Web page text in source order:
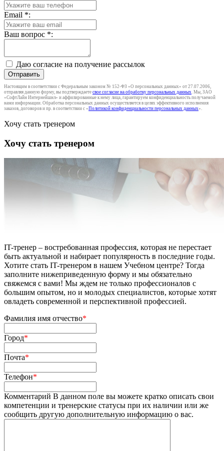
Email *:
Ваш вопрос *:
Даю согласие на получение рассылок
Отправить
Настоящим в соответствии с Федеральным законом № 152-ФЗ «О персональных данных» от 27.07.2006,
отправляя данную форму, вы подтверждаете свое согласие на обработку персональных данных . Мы, ЗАО
«СофтЛайн Интернейшнл» и аффилированные к нему лица, гарантируем конфиденциальность получаемой
нами информации. Обработка персональных данных осуществляется в целях эффективного исполнения
заказов, договоров и пр. в соответствии с «Политикой конфиденциальности персональных данных».
Хочу стать тренером
Хочу стать тренером
IT-тренер – востребованная профессия, которая не перестает
быть актуальной и набирает популярность в последние годы.
Хотите стать IT-тренером в нашем Учебном центре? Тогда
заполните нижеприведенную форму и мы обязательно
свяжемся с вами! Мы ждем не только профессионалов с
большим опытом, но и молодых специалистов, которые хотят
овладеть современной и перспективной профессией.
Фамилия имя отчество*
Город*
Почта*
Телефон*
Комментарий В данном поле вы можете кратко описать свои
компетенции и тренерские статусы при их наличии или же
сообщить другую дополнительную информацию о вас.